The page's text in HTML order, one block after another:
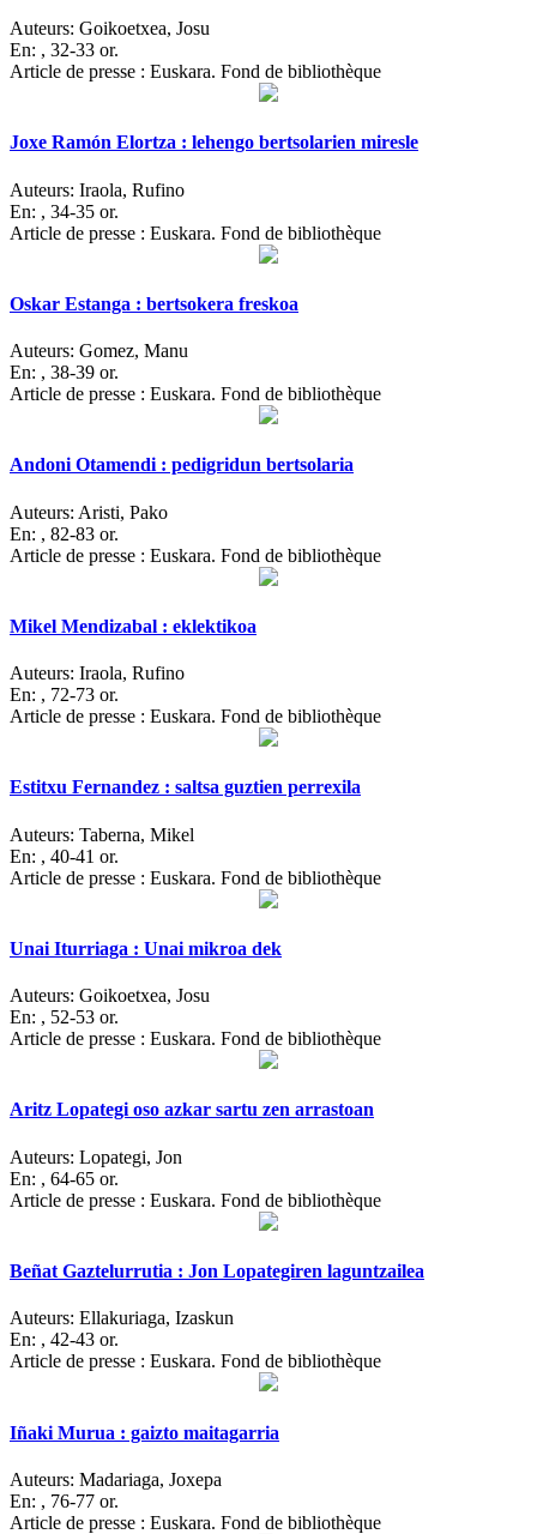
Auteurs: Goikoetxea, Josu
En: , 32-33 or.
Article de presse : Euskara. Fond de bibliothèque
Joxe Ramón Elortza : lehengo bertsolarien miresle
Auteurs: Iraola, Rufino
En: , 34-35 or.
Article de presse : Euskara. Fond de bibliothèque
Oskar Estanga : bertsokera freskoa
Auteurs: Gomez, Manu
En: , 38-39 or.
Article de presse : Euskara. Fond de bibliothèque
Andoni Otamendi : pedigridun bertsolaria
Auteurs: Aristi, Pako
En: , 82-83 or.
Article de presse : Euskara. Fond de bibliothèque
Mikel Mendizabal : eklektikoa
Auteurs: Iraola, Rufino
En: , 72-73 or.
Article de presse : Euskara. Fond de bibliothèque
Estitxu Fernandez : saltsa guztien perrexila
Auteurs: Taberna, Mikel
En: , 40-41 or.
Article de presse : Euskara. Fond de bibliothèque
Unai Iturriaga : Unai mikroa dek
Auteurs: Goikoetxea, Josu
En: , 52-53 or.
Article de presse : Euskara. Fond de bibliothèque
Aritz Lopategi oso azkar sartu zen arrastoan
Auteurs: Lopategi, Jon
En: , 64-65 or.
Article de presse : Euskara. Fond de bibliothèque
Beñat Gaztelurrutia : Jon Lopategiren laguntzailea
Auteurs: Ellakuriaga, Izaskun
En: , 42-43 or.
Article de presse : Euskara. Fond de bibliothèque
Iñaki Murua : gaizto maitagarria
Auteurs: Madariaga, Joxepa
En: , 76-77 or.
Article de presse : Euskara. Fond de bibliothèque